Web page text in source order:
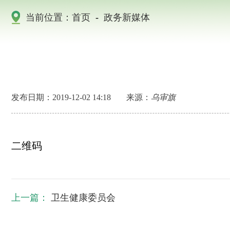
当前位置： 首页 - 政务新媒体
发布日期：2019-12-02 14:18 来源： 乌审旗
二维码
上一篇： 卫生健康委员会